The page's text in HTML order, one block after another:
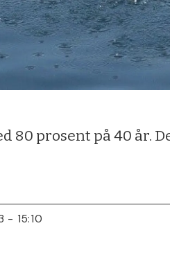
80 prosent på 40 år.
- 15:10